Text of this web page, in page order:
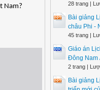
Nam?
28 trang |
Bài giảng
châu Phi -
45 trang |
Giáo án
Đông Nam
2 trang |
Bài giảng